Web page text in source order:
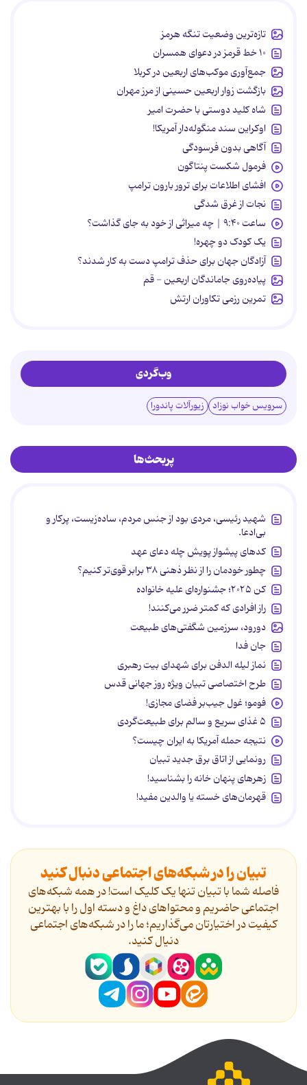
تازه‌ترین وضعیت تنگه هرمز
۱۰ خط قرمز در دعوای همسران
جمع‌آوری موکب‌های اربعین در کربلا
بازگشت زوار اربعین حسینی از مرز مهران
شاه کلید دوستی با حضرت امیر
اوکراین سند منگوله‌دار آمریکا!
آگاهی بدون فرسودگی
فرمول شکست پنتاگون
افشای اطلاعات برای ترور بارون ترامپ
نجات از غرق شدگی
ساعت ۹:۴۰ | چه میراثی از خود به جای گذاشت؟
یک کودک دو چهره!
آزادگان جهان برای حذف ترامپ دست به کار شدند؟
پیاده‌روی جاماندگان اربعین - قم
تمرین رزمی تکاوران ارتش
وب‌گردی
سرویس خواب نوزاد زیورآلات پاندورا
پربحث‌ها
شهید رئیسی، مردی بود از جنس مردم، ساده‌زیست، پرکار و
بی‌ادعا.
کدهای پیشواز پویش چله دعای عهد
چطور خودمان را از نظر ذهنی ۳۸ برابر قوی‌تر کنیم؟
کن ۲۰۲۵؛ جشنواره‌ای علیه خانواده
راز افرادی که کمتر ضرر می‌کنند!
دورود، سرزمین شگفتی‌های طبیعت
جان فدا
نماز لیله الدفن برای شهدای بیت رهبری
طرح اختصاصی تبیان ویژه روز جهانی قدس
فومو؛ غول جیب‌بر فضای مجازی!
۵ غذای سریع و سالم برای طبیعت‌گردی
نتیجه حمله آمریکا به ایران چیست؟
رونمایی از اتاق برق جدید تبیان
زهرهای پنهان خانه را بشناسید!
قهرمان‌های خسته یا والدین مفید!
تبیان را در شبکه‌های اجتماعی دنبال کنید
فاصله شما با تبیان تنها یک کلیک است! در همه شبکه‌های
اجتماعی حاضریم و محتواهای داغ و دسته اول را با بهترین
کیفیت در اختیارتان می‌گذاریم؛ ما را در شبکه‌های اجتماعی
دنیال کنید.